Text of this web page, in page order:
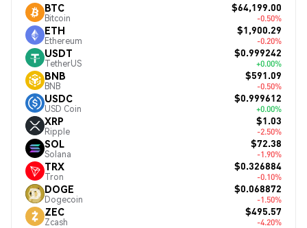
BTC
Bitcoin
$64,199.00
-0.50%
ETH
Ethereum
$1,900.29
-0.20%
USDT
TetherUS
$0.999242
+0.00%
BNB
BNB
$591.09
-0.50%
USDC
USD Coin
$0.999612
+0.00%
XRP
Ripple
$1.03
-2.50%
SOL
Solana
$72.38
-1.90%
TRX
Tron
$0.326884
-0.10%
DOGE
Dogecoin
$0.068872
-1.50%
ZEC
Zcash
$495.57
-4.20%